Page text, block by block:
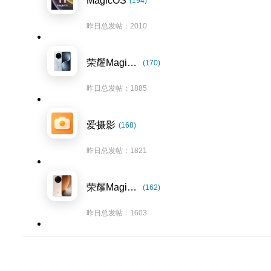
昨日总发帖：2010
荣耀Magic7系列 (170)
昨日总发帖：1885
爱摄影 (168)
昨日总发帖：1821
荣耀Magic8系列 (162)
昨日总发帖：1603